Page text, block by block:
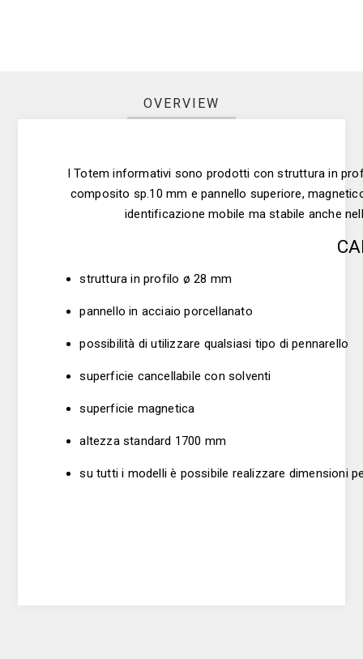
OVERVIEW
I Totem informativi sono prodotti con struttura in
composito sp.10 mm e pannello superiore,
identificazione mobile ma stabile anche
struttura in profilo ø 28 mm
pannello in acciaio porcellanato
possibilità di utilizzare qualsiasi tipo di pennarello
superficie cancellabile con solventi
superficie magnetica
altezza standard 1700 mm
su tutti i modelli è possibile realizzare dimensioni